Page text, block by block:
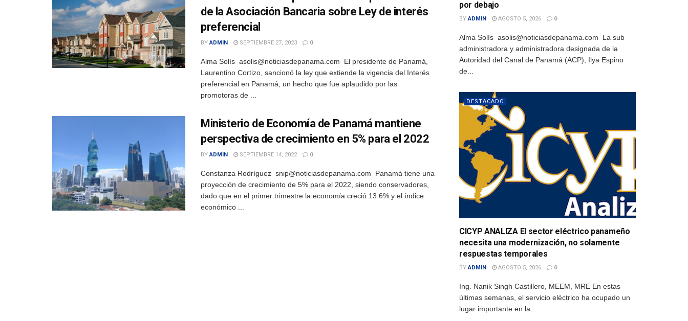
de la Asociación Bancaria sobre Ley de interés
preferencial
BY ADMIN SEPTIEMBRE 27, 2023 0
Alma Solís asolis@noticiasdepanama.com El presidente de Panamá,
Laurentino Cortizo, sancionó la ley que extiende la vigencia del Interés
preferencial en Panamá, un hecho que fue aplaudido por las
promotoras de ...
Ministerio de Economía de Panamá mantiene
perspectiva de crecimiento en 5% para el 2022
BY ADMIN SEPTIEMBRE 14, 2022 0
Constanza Rodríguez snip@noticiasdepanama.com Panamá tiene una
proyección de crecimiento de 5% para el 2022, siendo conservadores,
dado que en el primer trimestre la economía creció 13.6% y el índice
económico ...
por debajo
BY ADMIN AGOSTO 5, 2026 0
Alma Solís asolis@noticiasdepanama.com La sub
administradora y administradora designada de la
Autoridad del Canal de Panamá (ACP), Ilya Espino
de...
DESTACADO
CICYP ANALIZA El sector eléctrico panameño
necesita una modernización, no solamente
respuestas temporales
BY ADMIN AGOSTO 5, 2026 0
Ing. Nanik Singh Castillero, MEEM, MRE En estas
últimas semanas, el servicio eléctrico ha ocupado un
lugar importante en la...